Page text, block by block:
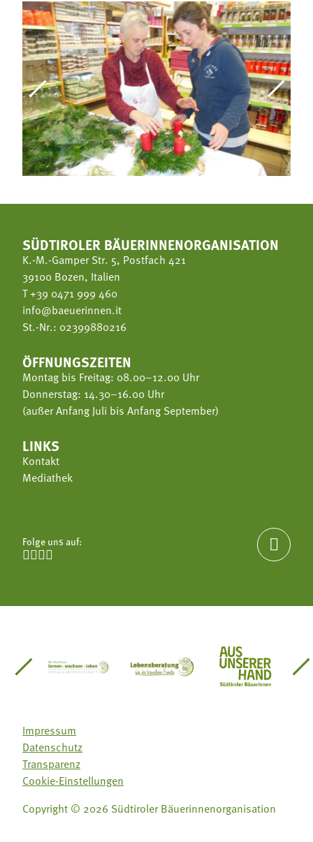
SÜDTIROLER BÄUERINNENORGANISATION
K.-M.-Gamper Str. 5, Postfach 421
39100 Bozen, Italien
T+39 0471 999 460
info@baeuerinnen.it
St.-Nr.: 02399880216
ÖFFNUNGSZEITEN
Montag bis Freitag: 08.00–12.00 Uhr
Donnerstag: 14.30–16.00 Uhr
(außer Anfang Juli bis Anfang September)
LINKS
Kontakt
Mediathek
Folge uns auf:


Südtirol
Gärtnervereinigung
Sozialgenossenschaft Mit Bäuerinnen lernen -
Lebensberatung für dieAus unserer
Impressum
Datenschutz
Transparenz
Cookie-Einstellungen
Copyright © 2026 Südtiroler Bäuerinnenorganisation